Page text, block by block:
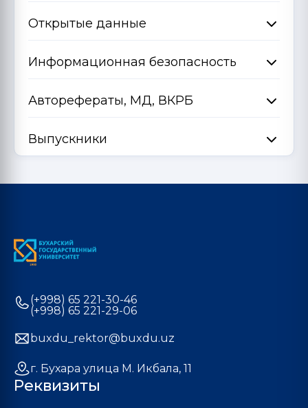
Открытые данные
Информационная безопасность
Авторефераты, МД, ВКРБ
Выпускники
(+998) 65 221-30-46
(+998) 65 221-29-06
buxdu_rektor@buxdu.uz
г. Бухара улица М. Икбала, 11
Реквизиты